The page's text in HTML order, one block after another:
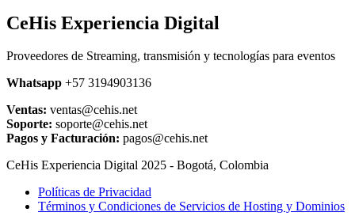
CeHis Experiencia Digital
Proveedores de Streaming, transmisión y tecnologías para eventos
Whatsapp +57 3194903136
Ventas: ventas@cehis.net
Soporte: soporte@cehis.net
Pagos y Facturación: pagos@cehis.net
CeHis Experiencia Digital 2025 - Bogotá, Colombia
Políticas de Privacidad
Términos y Condiciones de Servicios de Hosting y Dominios